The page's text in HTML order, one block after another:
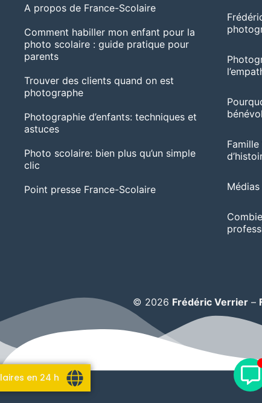
A propos de France-Scolaire
Comment habiller mon enfant pour la
photo scolaire : guide pratique pour
parents
Trouver des clients quand on est
photographe
Photographie d’enfants: techniques et
astuces
Photo scolaire: bien plus qu’un simple
clic
Point presse France-Scolaire
© 2026 Frédéric Verrier –
en 24 h